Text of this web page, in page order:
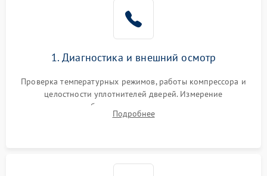
1. Диагностика и внешний осмотр
Проверка температурных режимов, работы компрессора и
целостности уплотнителей дверей. Измерение
сопротивления обмоток мотора, проверка термостата и
считывание кодов ошибок с электронного дисплея.
Подробнее